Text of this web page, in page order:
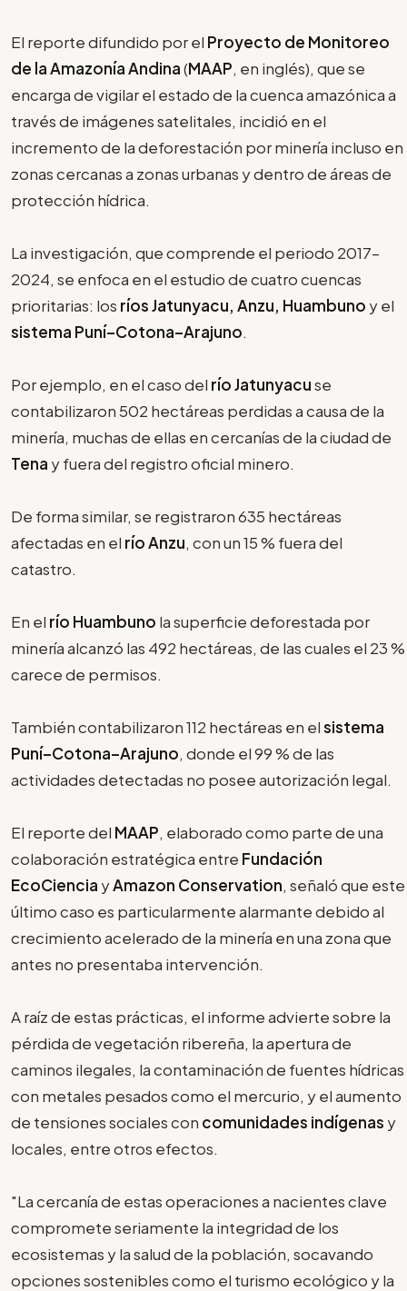
El reporte difundido por el Proyecto de Monitoreo
de la Amazonía Andina(MAAP, en inglés), que se
encarga de vigilar el estado de la cuenca amazónica a
través de imágenes satelitales, incidió en el
incremento de la deforestación por minería incluso en
zonas cercanas a zonas urbanas y dentro de áreas de
protección hídrica.
La investigación, que comprende el periodo 2017–
2024, se enfoca en el estudio de cuatro cuencas
prioritarias: los ríos Jatunyacu, Anzu, Huambuno y el
sistema Puní–Cotona–Arajuno.
Por ejemplo, en el caso del río Jatunyacuse
contabilizaron 502 hectáreas perdidas a causa de la
minería, muchas de ellas en cercanías de la ciudad de
Tena y fuera del registro oficial minero.
De forma similar, se registraron 635 hectáreas
afectadas en el río Anzu, con un 15 % fuera del
catastro.
En el río Huambuno la superficie deforestada por
minería alcanzó las 492 hectáreas, de las cuales el 23 %
carece de permisos.
También contabilizaron 112 hectáreas en elsistema
Puní–Cotona–Arajuno, donde el 99 % de las
actividades detectadas no posee autorización legal.
El reporte del MAAP, elaborado como parte de una
colaboración estratégica entre Fundación
EcoCiencia yAmazon Conservation, señaló que este
último caso es particularmente alarmante debido al
crecimiento acelerado de la minería en una zona que
antes no presentaba intervención.
A raíz de estas prácticas, el informe advierte sobre la
pérdida de vegetación ribereña, la apertura de
caminos ilegales, la contaminación de fuentes hídricas
con metales pesados como el mercurio, y el aumento
de tensiones sociales con comunidades indígenas y
locales, entre otros efectos.
"La cercanía de estas operaciones a nacientes clave
compromete seriamente la integridad de los
ecosistemas y la salud de la población, socavando
opciones sostenibles como el turismo ecológico y la